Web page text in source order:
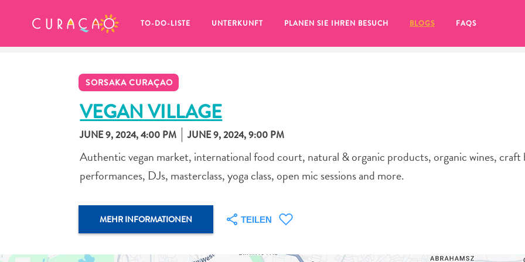
TO-DO-LISTE UNTERKUNFT PLANEN SIE IHREN BESUCH BLOGS FAQS
SORSAKA CURAÇAO
VEGAN VILLAGE
JUNE 9, 2024, 4:00 PM JUNE 9, 2024, 9:00 PM
Authentic vegan market, international food court, natural & organic products, organic wines, craft
performances, DJs, masterclass, yoga class, open mic sessions and more.
MEHR INFORMATIONEN TEILEN
MEINE FAVORITEN
keine Lieblingsorte in Curaçao
gespeichert haben.
Wenn Sie etwas für später speichern möchten, klicken Sie auf das